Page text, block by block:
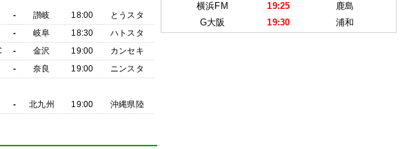
- 讃岐 18:00
とうスタ
- 岐阜 18:30
ハトスタ
- 金沢 19:00
カンセキ
- 奈良 19:00
ニンスタ
- 北九州 19:00 沖縄県陸
横浜FM
19:25
鹿島
G大阪
19:30 浦和